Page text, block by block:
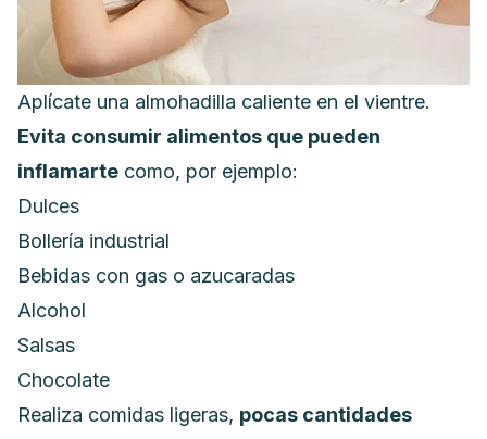
Aplícate una almohadilla caliente en el vientre.
Evita consumir alimentos que pueden
inflamarte como, por ejemplo:
Dulces
Bollería industrial
Bebidas con gas o azucaradas
Alcohol
Salsas
Chocolate
Realiza comidas ligeras, pocas cantidades